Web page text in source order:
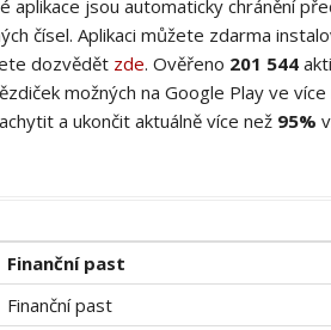
aplikace jsou automaticky chránění
čísel. Aplikaci můžete zdarma
dozvědět zde. Ověřeno 201 544
možných na Google Play ve více
a ukončit aktuálně více než 95%
Finanční past
Finanční past